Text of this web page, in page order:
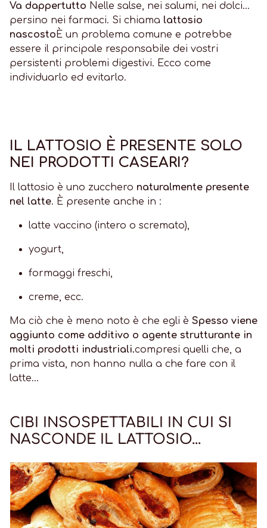
Va dappertutto Nelle salse, nei salumi, nei dolci...
persino nei farmaci. Si chiama lattosio
nascosto È un problema comune e potrebbe
essere il principale responsabile dei vostri
persistenti problemi digestivi. Ecco come
individuarlo ed evitarlo.
IL LATTOSIO È PRESENTE SOLO
NEI PRODOTTI CASEARI?
Il lattosio è uno zucchero naturalmente presente
nel latte. È presente anche in :
latte vaccino (intero o scremato),
yogurt,
formaggi freschi,
creme, ecc.
Ma ciò che è meno noto è che egli è Spesso viene
aggiunto come additivo o agente strutturante in
molti prodotti industriali.compresi quelli che, a
prima vista, non hanno nulla a che fare con il
latte...
CIBI INSOSPETTABILI IN CUI SI
NASCONDE IL LATTOSIO...